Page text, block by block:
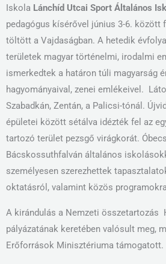
Iskola Lánchíd Utcai Sport Általános
pedagógus kísérővel június 3-6. között
töltött a Vajdaságban. A hetedik
területek magyar történelmi, irodalmi
ismerkedtek a határon túli magyarság
hagyományaival, zenei emlékeivel.
Szabadkán, Zentán, a Palicsi-tónál.
épületei között sétálva idézték fel az
tartozó terület pezsgő virágkorát.
Bácskossuthfalván általános
személyesen szerezhettek
oktatásról, valamint közös
A kirándulás a Nemzeti összetartozás
pályázatának keretében valósult meg,
Erőforrások Minisztériuma támogatott.